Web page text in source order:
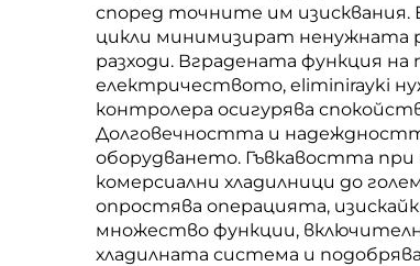
според точните им
цикли минимизират ненужната
разходи. Вградената функция
електричеството, eliminirayki
контролера осигурява
Долговечността и
оборудването. Гъвкавостта
комерсиални хладилници до
опростява операцията,
множество функции,
хладилната система и